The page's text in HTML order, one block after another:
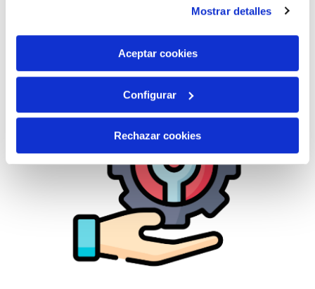
son indispensables para que el sitio web funcione y que
por tanto no se pueden desactivar. Puedes consultar
más información en nuestraPolítica de Cookies
Mostrar detalles
Aceptar cookies
Configurar
Rechazar cookies